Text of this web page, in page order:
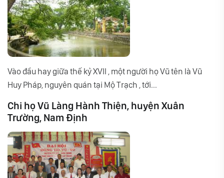
Vào đầu hay giữa thế kỷ XVII , một người họ Vũ tên là Vũ
Huy Pháp, nguyên quán tại Mộ Trạch , tới...
Chi họ Vũ Làng Hành Thiện, huyện Xuân
Trường, Nam Định